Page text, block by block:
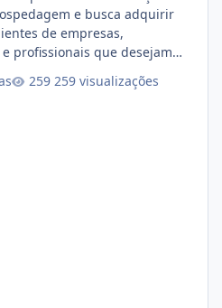
e busca adquirir
de empresas,
profissionais que desejam
possui clientes ativos de
259 visualizações